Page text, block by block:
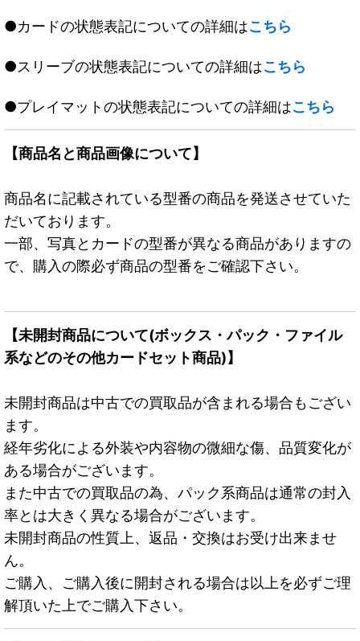
●カードの状態表記についての詳細はこちら
●スリーブの状態表記についての詳細はこちら
●プレイマットの状態表記についての詳細はこちら
【商品名と商品画像について】
商品名に記載されている型番の商品を発送させていた
だいております。
一部、写真とカードの型番が異なる商品がありますの
で、購入の際必ず商品の型番をご確認下さい。
【未開封商品について(ボックス・パック・ファイル
系などのその他カードセット商品)】
未開封商品は中古での買取品が含まれる場合もござい
ます。
経年劣化による外装や内容物の微細な傷、品質変化が
ある場合がございます。
また中古での買取品の為、パック系商品は通常の封入
率とは大きく異なる場合がございます。
未開封商品の性質上、返品・交換はお受け出来ませ
ん。
ご購入、ご購入後に開封される場合は以上を必ずご理
解頂いた上でご購入下さい。